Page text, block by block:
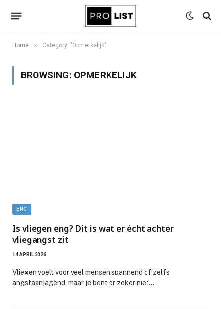
Home » Category: "Opmerkelijk"
BROWSING: OPMERKELIJK
ENG
Is vliegen eng? Dit is wat er écht achter
vliegangst zit
14 APRIL 2026
Vliegen voelt voor veel mensen spannend of zelfs
angstaanjagend, maar je bent er zeker niet…